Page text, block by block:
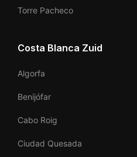
Torre Pacheco
Costa Blanca Zuid
Algorfa
Benijófar
Cabo Roig
Ciudad Quesada